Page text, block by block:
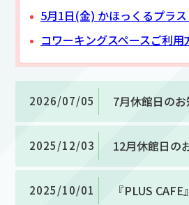
5月1日(金) かほっくるプラ
コワーキングスペースご利用
2026/07/05 7月休館日の
2025/12/03 12月休館日の
2025/10/01 『PLUS